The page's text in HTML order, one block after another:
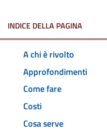
INDICE DELLA PAGINA
A chi è rivolto
Approfondimenti
Come fare
Costi
Cosa serve